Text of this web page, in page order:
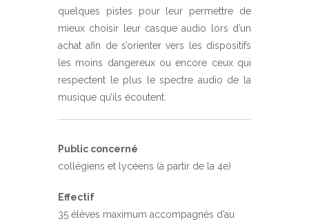
quelques pistes pour leur permettre de
mieux choisir leur casque audio lors d’un
achat afin de s’orienter vers les dispositifs
les moins dangereux ou encore ceux qui
respectent le plus le spectre audio de la
musique qu’ils écoutent.
Public concerné
collégiens et lycéens (à partir de la 4e)
Effectif
35 élèves maximum accompagnés d’au